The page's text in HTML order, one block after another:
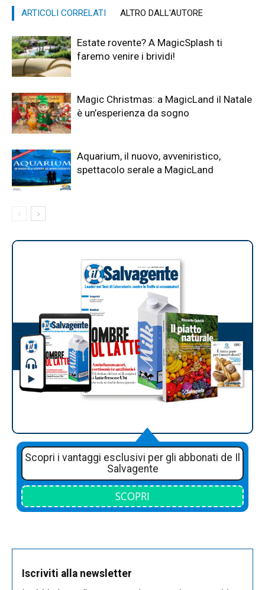
ARTICOLI CORRELATI ALTRO DALL'AUTORE
Estate rovente? A MagicSplash ti
faremo venire i brividi!
Magic Christmas: a MagicLand il Natale
è un’esperienza da sogno
Aquarium, il nuovo, avveniristico,
spettacolo serale a MagicLand
Scopri i vantaggi esclusivi per gli abbonati de Il
Salvagente
SCOPRI
Iscriviti alla newsletter